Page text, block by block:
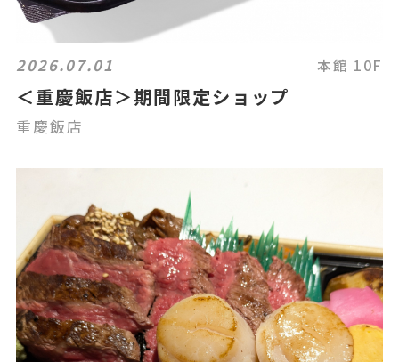
2026.07.01 本館 10F
＜重慶飯店＞期間限定ショップ
重慶飯店